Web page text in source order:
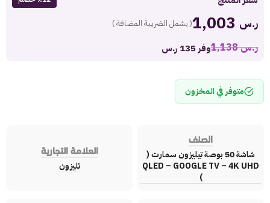
ر.س ( يشمل الضريبة المضافة )
ر.س1,138 وفر 135 ر.س
متوفر في المخزون
الصنف
شاشة 50 بوصة تيليزون سمارت (
QLED – GOOGLE TV – 4K UHD
)
العلامة التجارية
تليزون